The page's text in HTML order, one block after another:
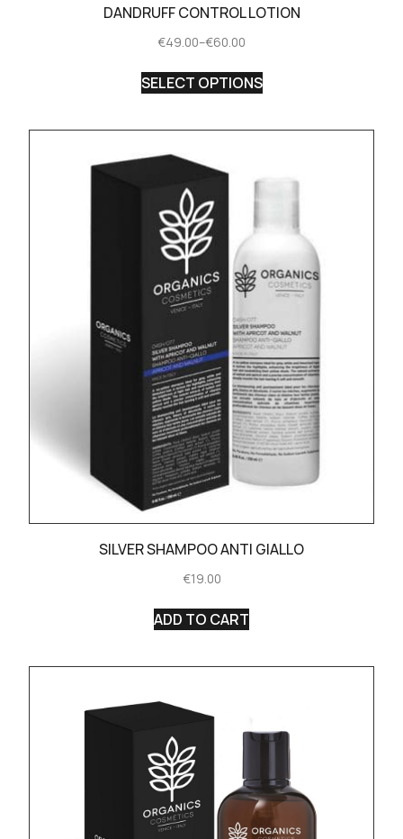
DANDRUFF CONTROL LOTION
€49.00–€60.00
SELECT OPTIONS
SILVER SHAMPOO ANTI GIALLO
€19.00
ADD TO CART